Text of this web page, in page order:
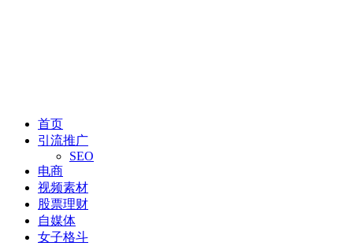
首页
引流推广
SEO
电商
视频素材
股票理财
自媒体
女子格斗